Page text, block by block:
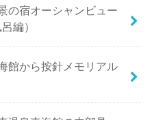
宿オーシャンビュー
編）
から按針メモリアル